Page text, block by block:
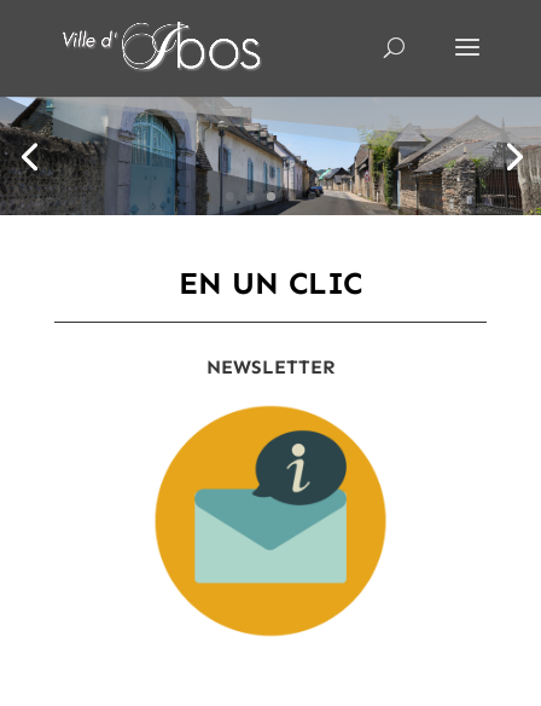
EN UN CLIC
NEWSLETTER